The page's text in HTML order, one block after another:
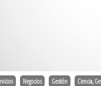
Negocios Gestión Ciencia,